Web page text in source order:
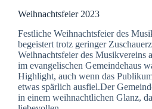
Weihnachtsfeier 2023
Festliche Weihnachtsfeier des
begeistert trotz geringer
Weihnachtsfeier des Musikvereins
im evangelischen Gemeindehaus
Highlight, auch wenn das
etwas spärlich ausfiel.Der
in einem weihnachtlichen Glanz,